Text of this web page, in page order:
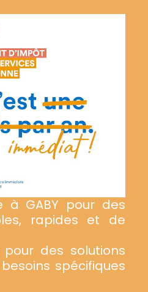
à GABY pour des
rapides et de
des solutions
spécifiques